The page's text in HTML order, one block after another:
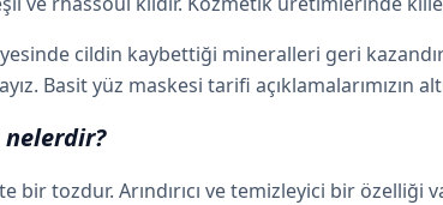
cildin kaybettiği mineralleri geri
Basit yüz maskesi tarifi açıklamalarımızın
nelerdir?
tozdur. Arındırıcı ve temizleyici bir özelliği